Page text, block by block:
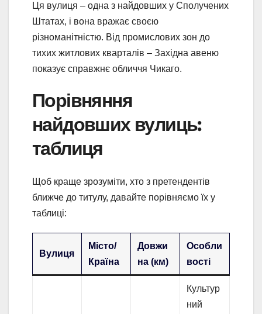
Ця вулиця – одна з найдовших у Сполучених
Штатах, і вона вражає своєю
різноманітністю. Від промислових зон до
тихих житлових кварталів – Західна авеню
показує справжнє обличчя Чикаго.
Порівняння
найдовших вулиць:
таблиця
Щоб краще зрозуміти, хто з претендентів
ближче до титулу, давайте порівняємо їх у
таблиці:
Вулиця
Місто/
Країна
Довжи
на (км)
Особли
вості
Культур
ний